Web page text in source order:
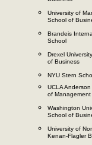
University of
School of
Brandeis
School
Drexel
of Business
NYU Stern
UCLA
of Management
Washington
School of
University of
Kenan-Flagler